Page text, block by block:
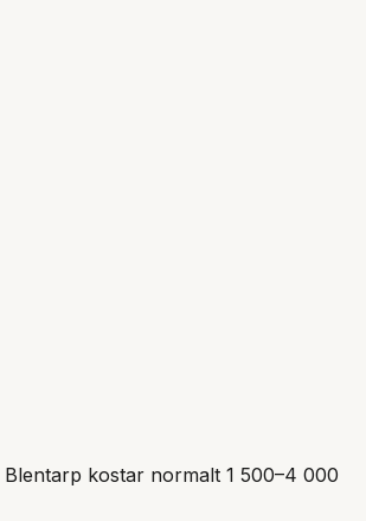
Blentarp kostar normalt 1 500–4 000